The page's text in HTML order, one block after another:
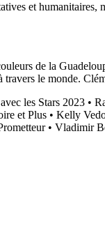
et
de la
le monde.
les Stars 2023 •
et Plus • Kelly
• Vladimir